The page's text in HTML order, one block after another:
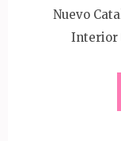
Nuevo
Interior